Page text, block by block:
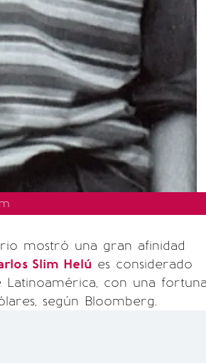
mostró una gran afinidad
Slim Helú es considerado
con una fortuna
según Bloomberg.